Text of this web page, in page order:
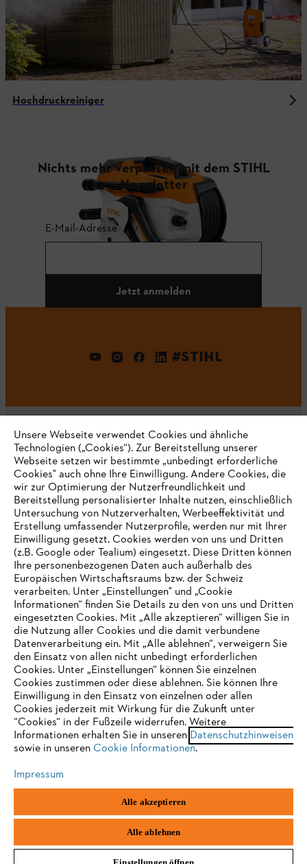
Hochdruckreiniger
Nichts mehr verpassen mit dem STIHL
Newsletter
E-Mail-Adresse
Jetzt anmelden
#STIHL
Unternehmen
Häufig gestellte Fragen
Support
Datenschutz Impressum Cookies
Rechtliche Informationen
STIHL VERTRIEBS AG, 8617 Mönchaltorf
IHR BROWSER WIRD NICHT
UNTERSTÜTZT
Sie nutzen einen Browser, den wir noch nicht unterstützen. Für
eine optimale Nutzung unserer Seite empfehlen wir Ihnen, zu
einem der folgenden Browser zu wechseln:
Firefox Chrome
Unsere Webseite verwendet Cookies und ähnliche
Technologien („Cookies“). Zur Bereitstellung unserer
Webseite setzen wir bestimmte „unbedingt erforderliche
Cookies" auch ohne Ihre Einwilligung. Andere Cookies, die
wir zur Optimierung der Nutzerfreundlichkeit und
Bereitstellung personalisierter Inhalte nutzen, einschließlich
Untersuchung von Nutzerverhalten, Werbeeffektivität und
Erstellung umfassender Nutzerprofile, werden nur mit Ihrer
Einwilligung gesetzt. Cookies werden von uns und Dritten
(z.B. Google oder Tealium) eingesetzt. Diese Dritten können
Ihre personenbezogenen Daten auch außerhalb des
Europäischen Wirtschaftsraums bzw. der Schweiz
verarbeiten. Unter „Einstellungen" und „Cookie
Informationen“ finden Sie Details zu den von uns und Dritten
eingesetzten Cookies. Mit „Alle akzeptieren“ willigen Sie in
die Nutzung aller Cookies und die damit verbundene
Datenverarbeitung ein. Mit „Alle ablehnen“, verweigern Sie
den Einsatz von allen nicht unbedingt erforderlichen
Cookies. Unter „Einstellungen“ können Sie einzelnen
Cookies zustimmen oder diese ablehnen. Sie können Ihre
Einwilligung in den Einsatz von einzelnen oder allen
Cookies jederzeit mit Wirkung für die Zukunft unter
“Cookies“ in der Fußzeile widerrufen. Weitere
Informationen erhalten Sie in unseren Datenschutzhinweisen
sowie in unseren Cookie Informationen.
Impressum
Alle akzeptieren
Alle ablehnen